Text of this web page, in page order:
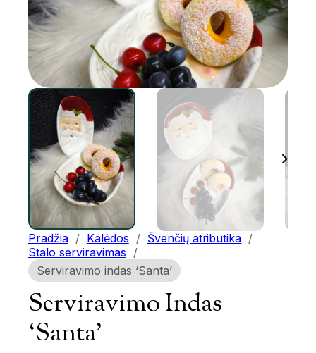
Pradžia / Kalėdos / Švenčių atributika /
Stalo serviravimas /
Serviravimo indas ‘Santa’
Serviravimo Indas
‘Santa’